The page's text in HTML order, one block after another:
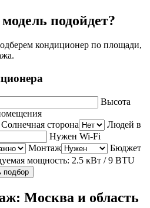
подойдет?
кондиционер по площади,
Высота
Солнечная сторона
Людей в
Нужен Wi‑Fi
Монтаж
Бюджет
мощность: 2.5 кВт / 9 BTU
подбор
Москва и область